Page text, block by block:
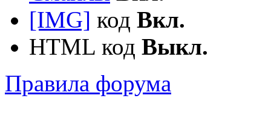
[IMG] код Вкл.
HTML код Выкл.
Правила форума